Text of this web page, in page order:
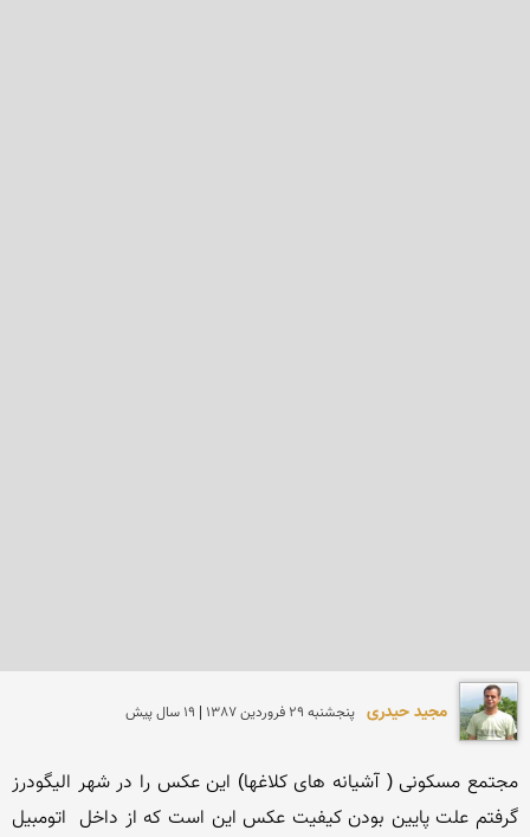
مجید حیدری پنجشنبه 29 فروردين 1387 | 19 سال پیش